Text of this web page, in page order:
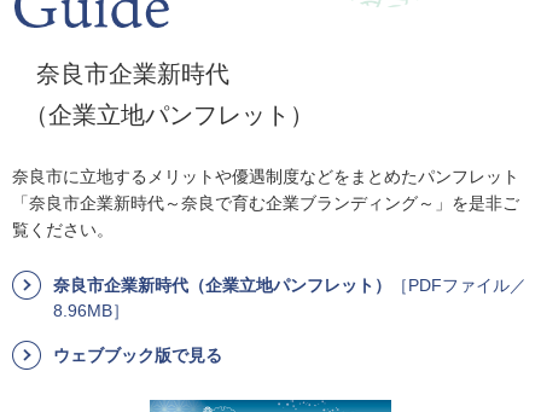
奈良市企業新時代
（企業立地パンフレット）
奈良市に立地するメリットや優遇制度などをまとめたパンフレット
「奈良市企業新時代～奈良で育む企業ブランディング～」を是非ご
覧ください。
奈良市企業新時代（企業立地パンフレット）
［PDFファイル／
8.96MB］
ウェブブック版で見る